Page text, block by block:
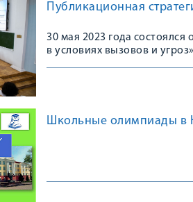
Публикационная
30 мая 2023 года
в условиях вызовов и
Школьные олимпиады в